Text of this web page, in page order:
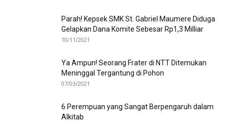
Parah! Kepsek SMK St. Gabriel Maumere Diduga
Gelapkan Dana Komite Sebesar Rp1,3 Milliar
10/11/2021
Ya Ampun! Seorang Frater di NTT Ditemukan
Meninggal Tergantung di Pohon
07/03/2021
6 Perempuan yang Sangat Berpengaruh dalam
Alkitab